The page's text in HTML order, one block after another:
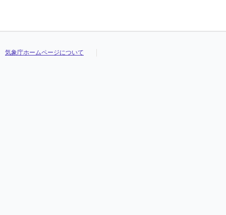
気象庁ホームページについて